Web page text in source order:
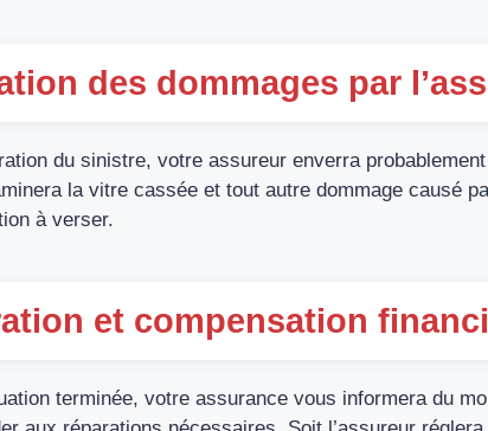
des dommages par
du sinistre, votre assureur enverra
la vitre cassée et tout autre dommage causé
à verser.
et compensation
terminée, votre assurance vous informera du